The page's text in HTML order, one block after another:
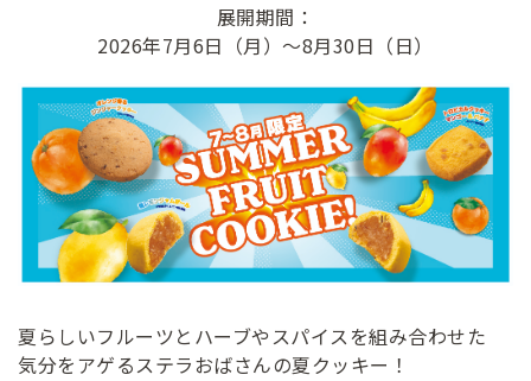
展開期間：
2026年7月6日（月）～8月30日（日）
夏らしいフルーツとハーブやスパイスを組み合わせた
気分をアゲるステラおばさんの夏クッキー！